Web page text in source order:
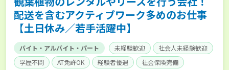
配送を含むアクティブワーク多めのお仕事
【土日休み／若手活躍中】
バイト・アルバイト・パート 未経験歓迎
社会人未経験歓迎
学歴不問
AT免許OK 経験者優遇 社会保険完備